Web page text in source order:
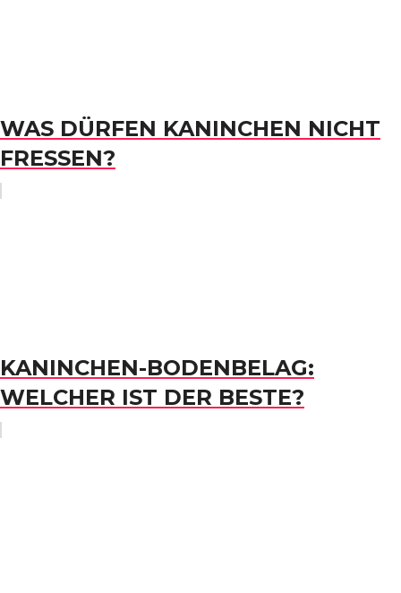
WAS DÜRFEN KANINCHEN NICHT
FRESSEN?
KANINCHEN-BODENBELAG:
WELCHER IST DER BESTE?